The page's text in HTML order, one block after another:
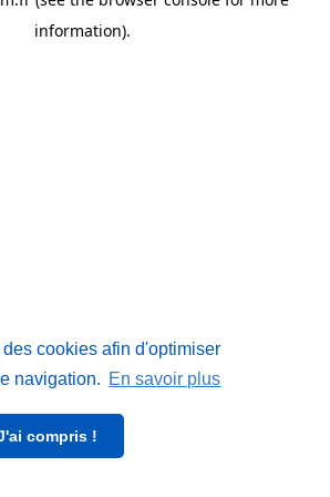
cookies afin d'optimiser
navigation. En savoir plus
compris !
information).